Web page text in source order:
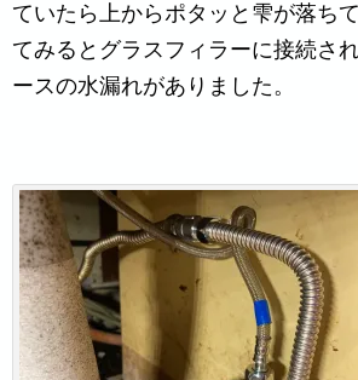
ていたら上からポタッと雫が落ち
てみるとグラスフィラーに接続さ
ースの水漏れがありました。